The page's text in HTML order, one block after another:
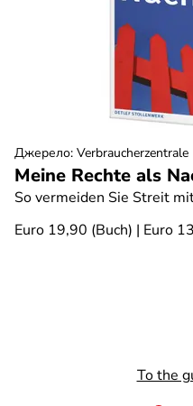
Meine Rechte als
So vermeiden Sie Streit
Euro 19,90 (Buch) | Euro
To the
Джерело: Verbraucherzentrale